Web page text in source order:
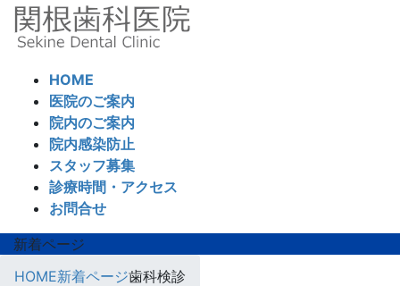
HOME
医院のご案内
院内のご案内
院内感染防止
スタッフ募集
診療時間・アクセス
お問合せ
新着ページ
HOME新着ページ歯科検診